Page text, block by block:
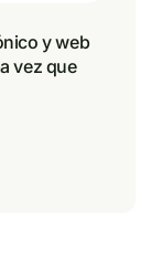
y web
vez que